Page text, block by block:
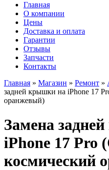
Главная
О компании
Цены
Доставка и оплата
Гарантии
Отзывы
Запчасти
Контакты
Главная » Магазин » Ремонт »
задней крышки на iPhone 17
оранжевый)
Замена
iPhone 17 Pro
космический